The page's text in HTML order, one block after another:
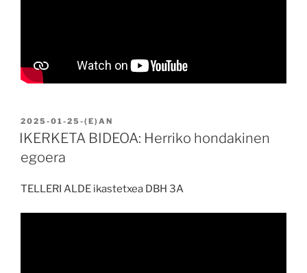
2025-01-25 -(E)AN
IKERKETA BIDEOA: Herriko hondakinen
egoera
TELLERI ALDE ikastetxea DBH 3A